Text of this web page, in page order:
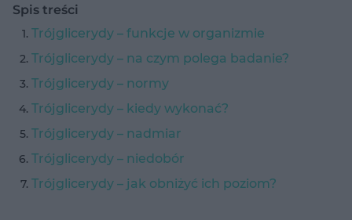
Spis treści
Trójglicerydy – funkcje w organizmie
Trójglicerydy – na czym polega badanie?
Trójglicerydy – normy
Trójglicerydy – kiedy wykonać?
Trójglicerydy – nadmiar
Trójglicerydy – niedobór
Trójglicerydy – jak obniżyć ich poziom?